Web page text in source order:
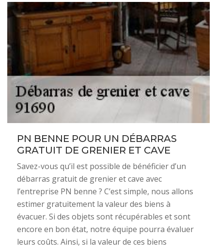
PN BENNE POUR UN DÉBARRAS
GRATUIT DE GRENIER ET CAVE
Savez-vous qu’il est possible de bénéficier d’un
débarras gratuit de grenier et cave avec
l’entreprise PN benne ? C’est simple, nous allons
estimer gratuitement la valeur des biens à
évacuer. Si des objets sont récupérables et sont
encore en bon état, notre équipe pourra évaluer
leurs coûts. Ainsi, si la valeur de ces biens